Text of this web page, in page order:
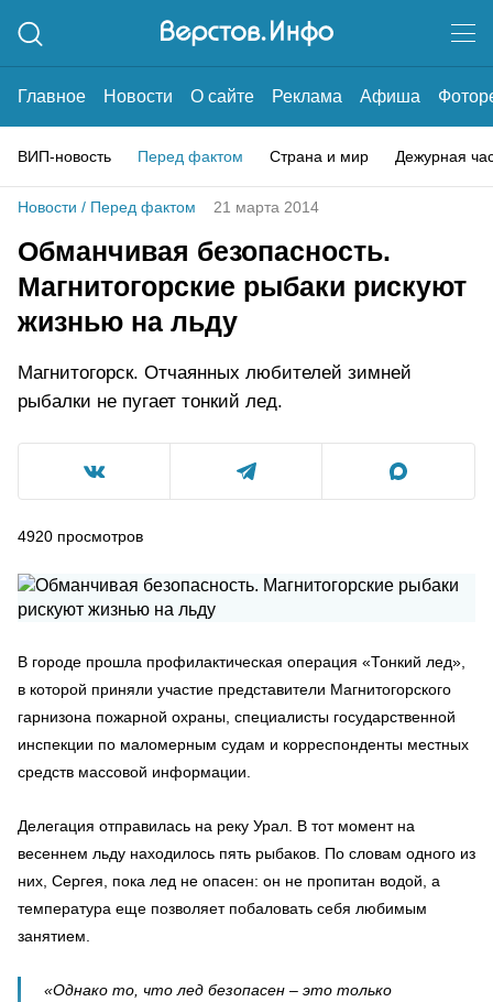
Главное Новости О сайте Реклама Афиша
ВИП-новость Перед фактом Страна и мир Дежурная
Новости / Перед фактом 21 марта 2014
Обманчивая безопасность.
Магнитогорские рыбаки рискуют
жизнью на льду
Магнитогорск. Отчаянных любителей зимней
рыбалки не пугает тонкий лед.
4920 просмотров
В городе прошла профилактическая операция «Тонкий лед»,
в которой приняли участие представители Магнитогорского
гарнизона пожарной охраны, специалисты государственной
инспекции по маломерным судам и корреспонденты местных
средств массовой информации.
Делегация отправилась на реку Урал. В тот момент на
весеннем льду находилось пять рыбаков. По словам одного из
них, Сергея, пока лед не опасен: он не пропитан водой, а
температура еще позволяет побаловать себя любимым
занятием.
«Однако то, что лед безопасен – это только